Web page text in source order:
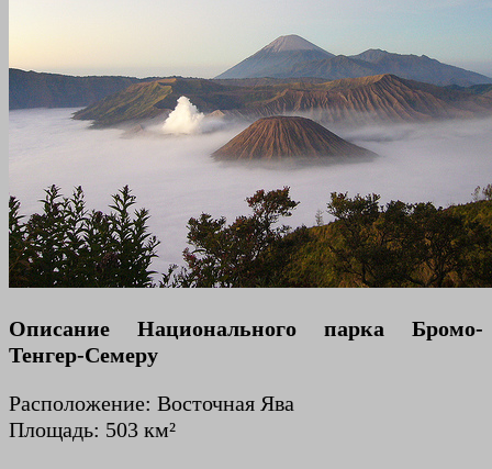
Описание Национального парка Бромо-
Тенгер-Семеру
Расположение: Восточная Ява
Площадь: 503 км²